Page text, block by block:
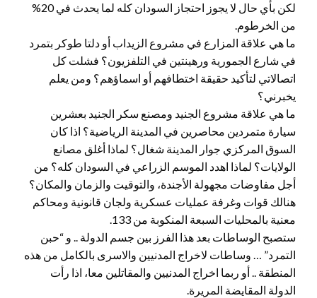
لكن بأي حال لا يجوز احتجاز السودان كله لما يحدث في 20%
من الخرطوم.
ما هي علاقة المزارع في مشروع الزيداب أو دلتا طوكر بتمرد
في شارع الجمورية ورهينتين في التلفزيون؟ فشلت كل
اتصالاتي لتأكيد حقيقة اختطافهم أو اسماؤهم؟ ومن يعلم
يخبرني؟
ما هي علاقة مشروع الجنيد ومصنع سكر الجنيد بعشرين
سيارة متمردين محاصرين في المدينة الرياضية؟ اذا كان
السوق المركزي جوار المدينة شغال؟ لماذا أغلق مصانع
الولايات؟ لماذا اهدد الموسم الزراعي في السودان كله؟ من
أجل مفاوضات مجهولة الأجندة، والتوقيت والزمان والمكان؟
هنالك قوات وغرفة عمليات عسكرية ولجان قانونية ومحاكم
معنية بالمحليات السبعة المنكوبة من 133.
ستصبح الوساطات بعد هذا الفرز بين جسم الدولة .. و “حبن
التمرد” … وساطات لاخراج المدنيين والاسرى بالكامل من هذه
المنطقة .. أو ربما اخراج المدنيين والمقاتلين معا، اذا رأت
الدولة المقايضة المريرة.